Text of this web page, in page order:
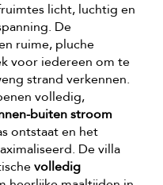
licht, luchtig en
De
ruime, pluche
voor iedereen om te
strand verkennen.
volledig,
buiten stroom
ontstaat en het
De villa
volledig